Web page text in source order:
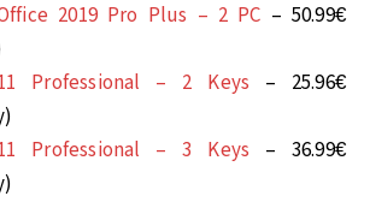
2019 Pro Plus – 2 PC – 50.99€
Professional – 2 Keys – 25.96€
Professional – 3 Keys – 36.99€